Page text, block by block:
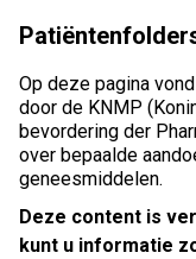
Op deze pagina
door de KNMP
bevordering der
over bepaalde
geneesmiddelen.
Deze content is
kunt u informatie